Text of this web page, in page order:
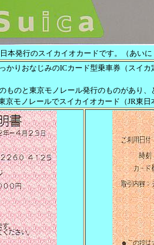
本発行のスイカイオカードです。（あい
かりおなじみのICカード型乗車券（スイ
ものと東京モノレール発行のものがあり
モノレールでスイカイオカード（JR東